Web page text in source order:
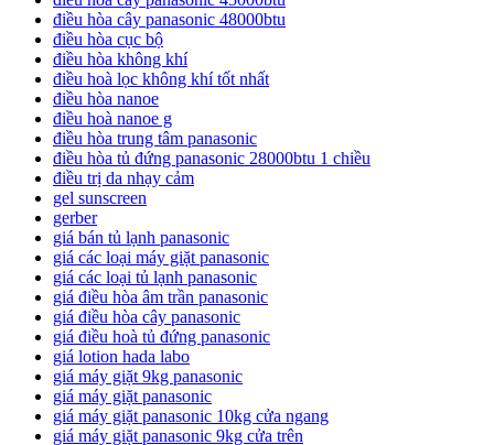
điều hòa cây panasonic 48000btu
điều hòa cục bộ
điều hòa không khí
điều hoà lọc không khí tốt nhất
điều hòa nanoe
điều hoà nanoe g
điều hòa trung tâm panasonic
điều hòa tủ đứng panasonic 28000btu 1 chiều
điều trị da nhạy cảm
gel sunscreen
gerber
giá bán tủ lạnh panasonic
giá các loại máy giặt panasonic
giá các loại tủ lạnh panasonic
giá điều hòa âm trần panasonic
giá điều hòa cây panasonic
giá điều hoà tủ đứng panasonic
giá lotion hada labo
giá máy giặt 9kg panasonic
giá máy giặt panasonic
giá máy giặt panasonic 10kg cửa ngang
giá máy giặt panasonic 9kg cửa trên